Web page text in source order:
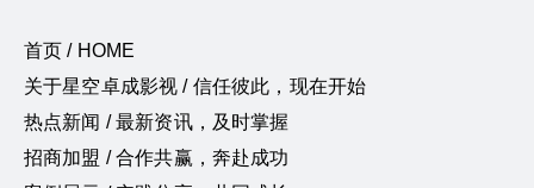
首页 / HOME
关于星空卓成影视 / 信任彼此，现在开始
热点新闻 / 最新资讯，及时掌握
招商加盟 / 合作共赢，奔赴成功